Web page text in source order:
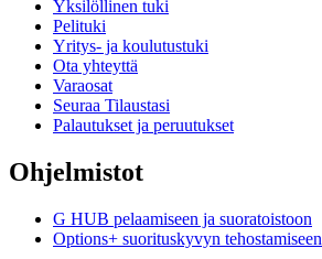
Yksilöllinen tuki
Pelituki
Yritys- ja koulutustuki
Ota yhteyttä
Varaosat
Seuraa Tilaustasi
Palautukset ja peruutukset
Ohjelmistot
G HUB pelaamiseen ja suoratoistoon
Options+ suorituskyvyn tehostamiseen